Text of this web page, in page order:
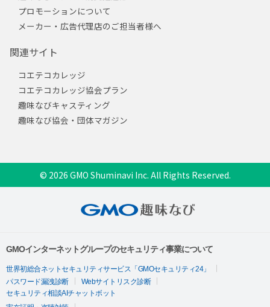
プロモーションについて
メーカー・広告代理店のご担当者様へ
関連サイト
コエテコカレッジ
コエテコカレッジ協会プラン
趣味なびキャスティング
趣味なび協会・団体マガジン
© 2026 GMO Shuminavi Inc. All Rights Reserved.